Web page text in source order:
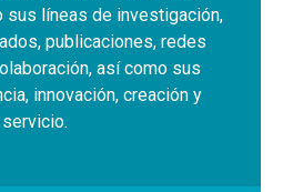
sus líneas de investigación,
publicaciones, redes
así como sus
innovación, creación y
servicio.